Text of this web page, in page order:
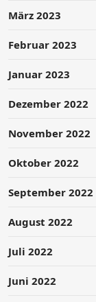
März 2023
Februar 2023
Januar 2023
Dezember 2022
November 2022
Oktober 2022
September 2022
August 2022
Juli 2022
Juni 2022